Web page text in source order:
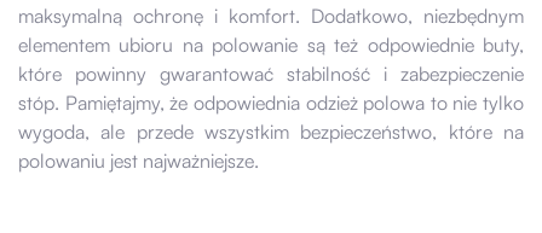
maksymalną ochronę i komfort. Dodatkowo, niezbędnym
elementem ubioru na polowanie są też odpowiednie buty,
które powinny gwarantować stabilność i zabezpieczenie
stóp. Pamiętajmy, że odpowiednia odzież polowa to nie tylko
wygoda, ale przede wszystkim bezpieczeństwo, które na
polowaniu jest najważniejsze.